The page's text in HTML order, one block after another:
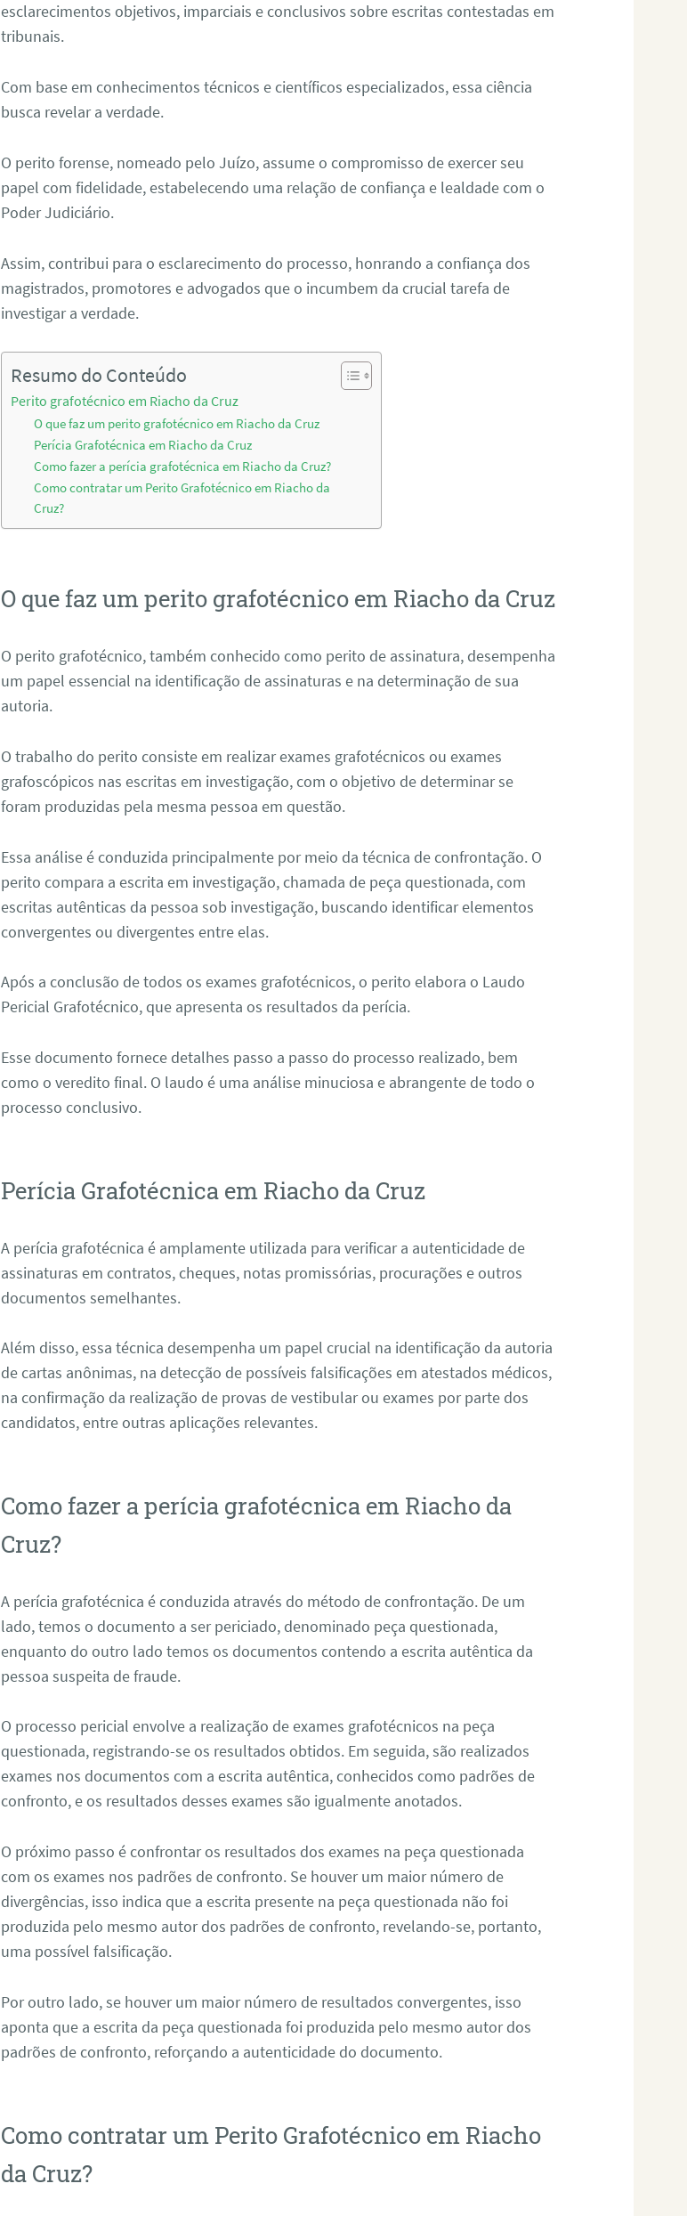
esclarecimentos objetivos, imparciais e conclusivos sobre escritas contestadas em
tribunais.
Com base em conhecimentos técnicos e científicos especializados, essa ciência
busca revelar a verdade.
O perito forense, nomeado pelo Juízo, assume o compromisso de exercer seu
papel com fidelidade, estabelecendo uma relação de confiança e lealdade com o
Poder Judiciário.
Assim, contribui para o esclarecimento do processo, honrando a confiança dos
magistrados, promotores e advogados que o incumbem da crucial tarefa de
investigar a verdade.
Resumo do Conteúdo
Perito grafotécnico em Riacho da Cruz
O que faz um perito grafotécnico em Riacho da Cruz
Perícia Grafotécnica em Riacho da Cruz
Como fazer a perícia grafotécnica em Riacho da Cruz?
Como contratar um Perito Grafotécnico em Riacho da
Cruz?
O que faz um perito grafotécnico em Riacho da Cruz
O perito grafotécnico, também conhecido como perito de assinatura, desempenha
um papel essencial na identificação de assinaturas e na determinação de sua
autoria.
O trabalho do perito consiste em realizar exames grafotécnicos ou exames
grafoscópicos nas escritas em investigação, com o objetivo de determinar se
foram produzidas pela mesma pessoa em questão.
Essa análise é conduzida principalmente por meio da técnica de confrontação. O
perito compara a escrita em investigação, chamada de peça questionada, com
escritas autênticas da pessoa sob investigação, buscando identificar elementos
convergentes ou divergentes entre elas.
Após a conclusão de todos os exames grafotécnicos, o perito elabora o Laudo
Pericial Grafotécnico, que apresenta os resultados da perícia.
Esse documento fornece detalhes passo a passo do processo realizado, bem
como o veredito final. O laudo é uma análise minuciosa e abrangente de todo o
processo conclusivo.
Perícia Grafotécnica em Riacho da Cruz
A perícia grafotécnica é amplamente utilizada para verificar a autenticidade de
assinaturas em contratos, cheques, notas promissórias, procurações e outros
documentos semelhantes.
Além disso, essa técnica desempenha um papel crucial na identificação da autoria
de cartas anônimas, na detecção de possíveis falsificações em atestados médicos,
na confirmação da realização de provas de vestibular ou exames por parte dos
candidatos, entre outras aplicações relevantes.
Como fazer a perícia grafotécnica em Riacho da
Cruz?
A perícia grafotécnica é conduzida através do método de confrontação. De um
lado, temos o documento a ser periciado, denominado peça questionada,
enquanto do outro lado temos os documentos contendo a escrita autêntica da
pessoa suspeita de fraude.
O processo pericial envolve a realização de exames grafotécnicos na peça
questionada, registrando-se os resultados obtidos. Em seguida, são realizados
exames nos documentos com a escrita autêntica, conhecidos como padrões de
confronto, e os resultados desses exames são igualmente anotados.
O próximo passo é confrontar os resultados dos exames na peça questionada
com os exames nos padrões de confronto. Se houver um maior número de
divergências, isso indica que a escrita presente na peça questionada não foi
produzida pelo mesmo autor dos padrões de confronto, revelando-se, portanto,
uma possível falsificação.
Por outro lado, se houver um maior número de resultados convergentes, isso
aponta que a escrita da peça questionada foi produzida pelo mesmo autor dos
padrões de confronto, reforçando a autenticidade do documento.
Como contratar um Perito Grafotécnico em Riacho
da Cruz?